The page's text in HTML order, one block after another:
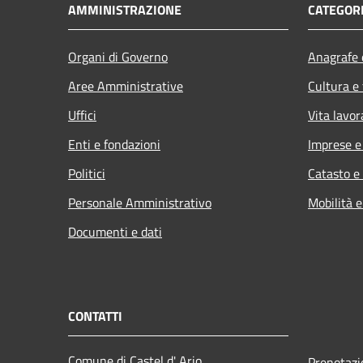
AMMINISTRAZIONE
Organi di Governo
Aree Amministrative
Uffici
Enti e fondazioni
Politici
Personale Amministrativo
Documenti e dati
Cultura
Vita
Imprese
Catasto
Mobilità
CONTATTI